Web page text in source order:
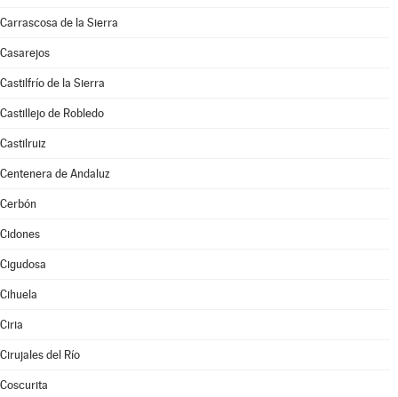
Carrascosa de la Sierra
Casarejos
Castilfrío de la Sierra
Castillejo de Robledo
Castilruiz
Centenera de Andaluz
Cerbón
Cidones
Cigudosa
Cihuela
Ciria
Cirujales del Río
Coscurita